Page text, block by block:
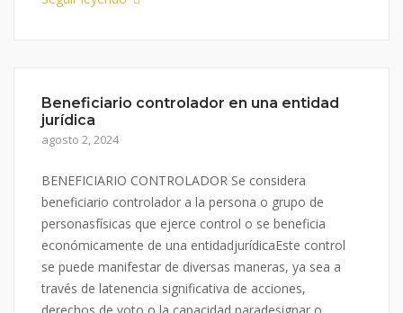
Beneficiario controlador en una entidad
jurídica
agosto 2, 2024
BENEFICIARIO CONTROLADOR Se considera
beneficiario controlador a la persona o grupo de
personasfísicas que ejerce control o se beneficia
económicamente de una entidadjurídicaEste control
se puede manifestar de diversas maneras, ya sea a
través de latenencia significativa de acciones,